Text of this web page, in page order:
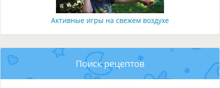
Активные игры на свежем воздухе
Поиск рецептов